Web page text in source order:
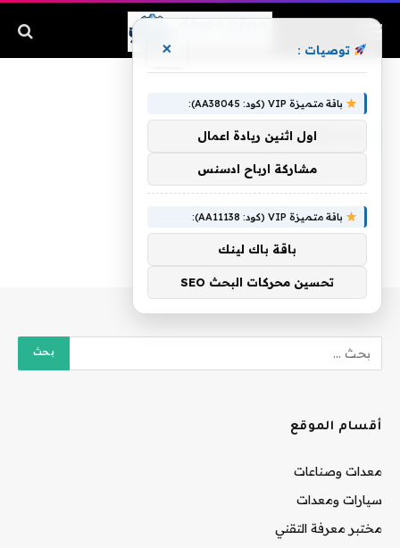
حسنية اغادير
أقسام الموقع
معدات وصناعات
سيارات ومعدات
مختبر معرفة التقني
توصيات : ×
باقة متميزة VIP (كود: AA38045):
اول اثنين ريادة اعمال
مشاركة ارباح ادسنس
باقة متميزة VIP (كود: AA11138):
باقة باك لينك
تحسين محركات البحث SEO